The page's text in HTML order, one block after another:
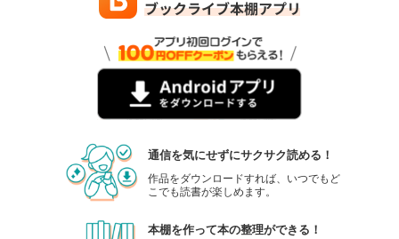
通信を気にせずにサクサク読める！
作品をダウンロードすれば、いつでもど
こでも読書が楽しめます。
本棚を作って本の整理ができる！